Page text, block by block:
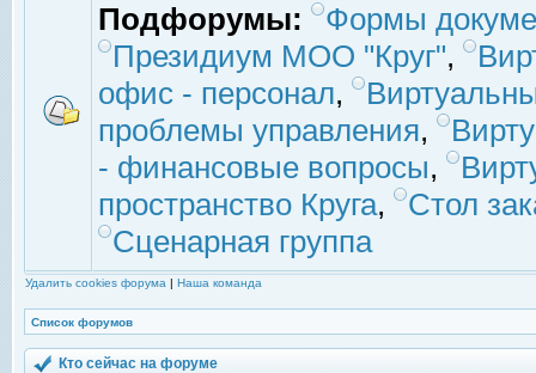
Подфорумы:
Формы
Президиум МОО "Круг",
офис - персонал,
проблемы управления,
- финансовые вопросы,
пространство Круга,
Стол
Сценарная группа
Удалить cookies форума | Наша команда
Список форумов
Кто сейчас на форуме